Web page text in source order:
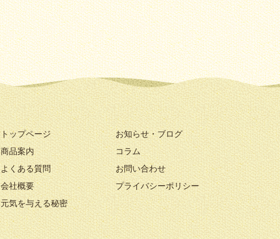
トップページ
商品案内
よくある質問
会社概要
元気を与える秘密
お知らせ・ブログ
コラム
お問い合わせ
プライバシーポリシー